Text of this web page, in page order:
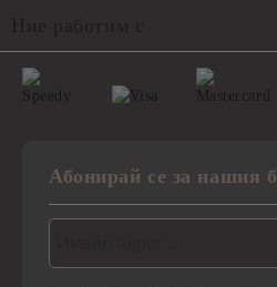
Абонирай се за нашия